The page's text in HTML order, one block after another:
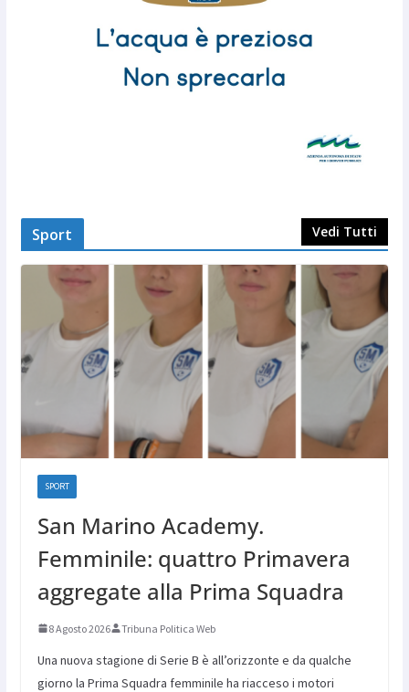
Sport Vedi Tutti
SPORT
San Marino Academy.
Femminile: quattro Primavera
aggregate alla Prima Squadra
8 Agosto 2026 Tribuna Politica Web
Una nuova stagione di Serie B è all’orizzonte e da qualche
giorno la Prima Squadra femminile ha riacceso i motori